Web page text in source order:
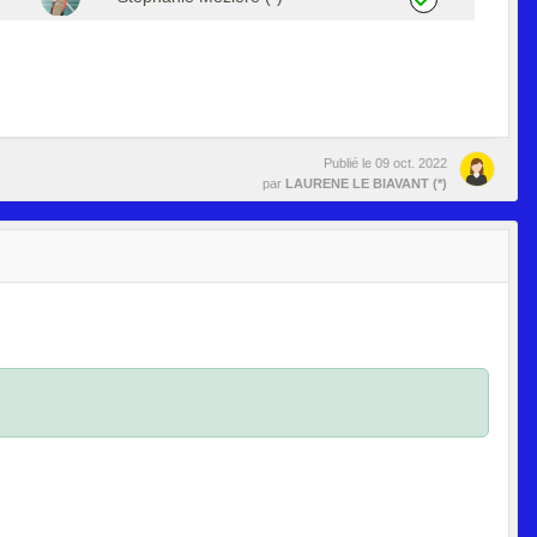
Publié le 09 oct. 2022
par LAURENE LE BIAVANT (*)